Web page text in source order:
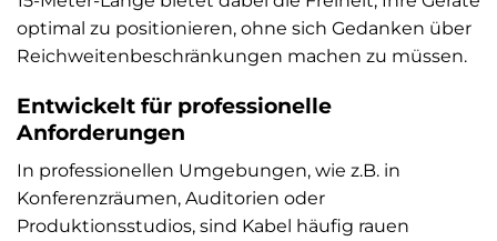
optimal zu positionieren, ohne sich Gedanken über
Reichweitenbeschränkungen machen zu müssen.
Entwickelt für professionelle
Anforderungen
In professionellen Umgebungen, wie z.B. in
Konferenzräumen, Auditorien oder
Produktionsstudios, sind Kabel häufig rauen